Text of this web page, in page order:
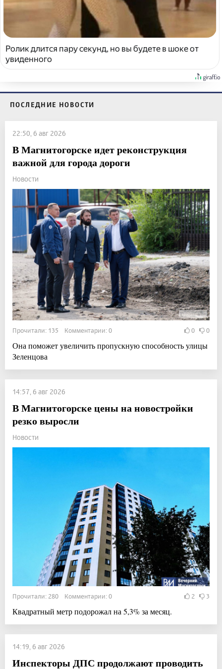
Ролик длится пару секунд, но вы будете в шоке от
увиденного
ПОСЛЕДНИЕ НОВОСТИ
22:50, 6 авг 2026
В Магнитогорске идет реконструкция
важной для города дороги
Новости
Прочитали: 135 Комментарии: 0 0 0
Она поможет увеличить пропускную способность улицы
Зеленцова
14:57, 6 авг 2026
В Магнитогорске цены на новостройки
резко выросли
Новости
Прочитали: 280 Комментарии: 0 2 3
Квадратный метр подорожал на 5,3% за месяц.
14:19, 6 авг 2026
Инспекторы ДПС продолжают проводить